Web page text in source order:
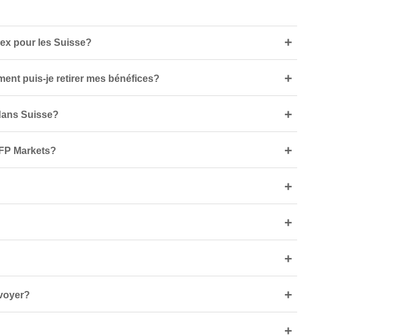
pour les Suisse? +
puis-je retirer mes bénéfices? +
Suisse? +
Markets? +
+
+
+
+
+